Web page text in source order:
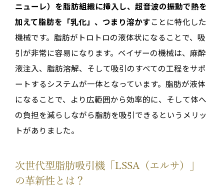
ニューレ）を脂肪組織に挿入し、超音波の振動で熱を
加えて脂肪を「乳化」、つまり溶かすことに特化した
機械です。脂肪がトロトロの液体状になることで、吸
引が非常に容易になります。ベイザーの機械は、麻酔
液注入、脂肪溶解、そして吸引のすべての工程をサポ
ートするシステムが一体となっています。脂肪が液体
になることで、より広範囲から効率的に、そして体へ
の負担を減らしながら脂肪を吸引できるというメリッ
トがありました。
次世代型脂肪吸引機「LSSA（エルサ）」
の革新性とは？